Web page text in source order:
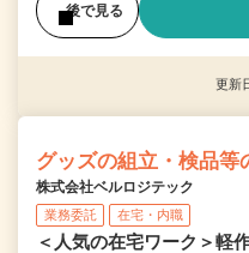
後で見る
更新
グッズの組立・検品等
株式会社ベルロジテック
業務委託 在宅・内職
＜人気の在宅ワーク＞軽